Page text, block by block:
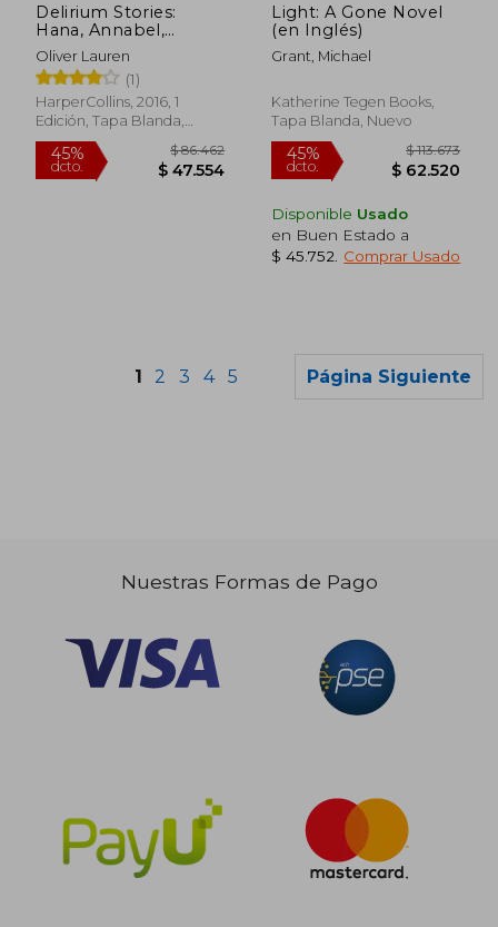
$ 73.000 45%
dcto.
$
$
Delirium Stories:
Hana, Annabel,
Raven, and Alex
(Delirium Story) [Soft
Cover ] (en Inglés)
Oliver Lauren
(1)
HarperCollins, 2016, 1
Edición, Tapa Blanda,
Nuevo
Light: A Gone Novel
(en Inglés)
Grant, Michael
Katherine Tegen Books,
Tapa Blanda, Nuevo
Disponible Usado
en Buen Estado a
$ 45.752
Comprar Usado
1 2 3 4 5 Página Siguiente
Nuestras Formas de Pago